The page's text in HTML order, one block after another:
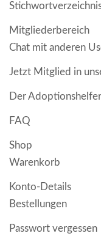
Mitgliederbereich
Chat mit anderen
Jetzt Mitglied in
Der
FAQ
Shop
Warenkorb
Konto-Details
Bestellungen
Passwort vergessen